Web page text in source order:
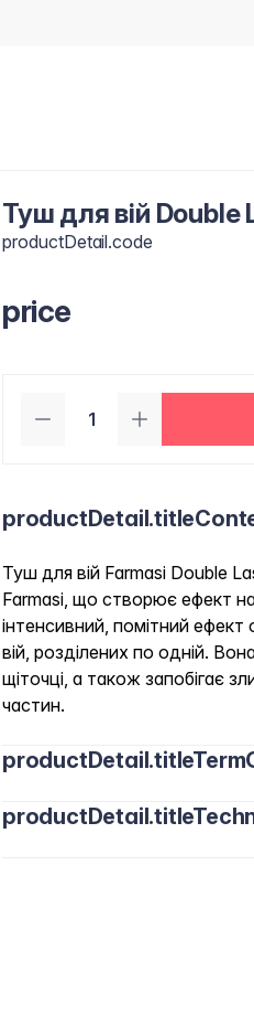
Туш для вій Double
productDetail.code
price
Туш для вій Farmasi Double
Farmasi, що створює ефект
інтенсивний, помітний
вій, розділених по одній.
щіточці, а також запобігає
частин.